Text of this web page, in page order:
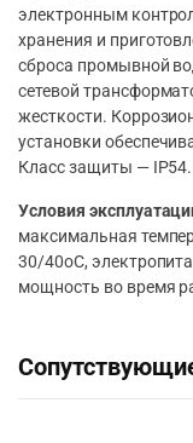
электронным
хранения и
сброса промывной
сетевой
жесткости.
установки
Класс защиты — IP54.
Условия
максимальная
30/40оС,
мощность во время